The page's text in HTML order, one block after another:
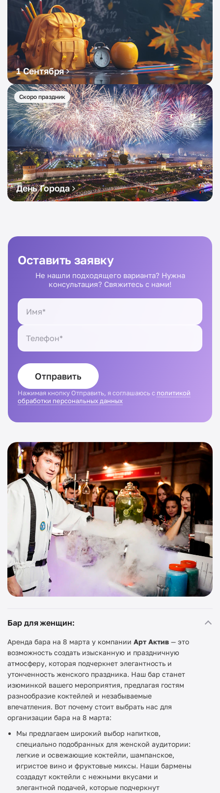
1 Сентября
Скоро праздник
День Города
Оставить заявку
Не нашли подходящего варианта? Нужна
консультация? Свяжитесь с нами!
Отправить
Нажимая кнопку Отправить, я соглашаюсь с политикой
обработки персональных данных
Бар для женщин:
Аренда бара на 8 марта у компании Арт Актив — это
возможность создать изысканную и праздничную
атмосферу, которая подчеркнет элегантность и
утонченность женского праздника. Наш бар станет
изюминкой вашего мероприятия, предлагая гостям
разнообразие коктейлей и незабываемые
впечатления. Вот почему стоит выбрать нас для
организации бара на 8 марта:
Мы предлагаем широкий выбор напитков,
специально подобранных для женской аудитории:
легкие и освежающие коктейли, шампанское,
игристое вино и фруктовые миксы. Наши бармены
создадут коктейли с нежными вкусами и
элегантной подачей, которые подчеркнут